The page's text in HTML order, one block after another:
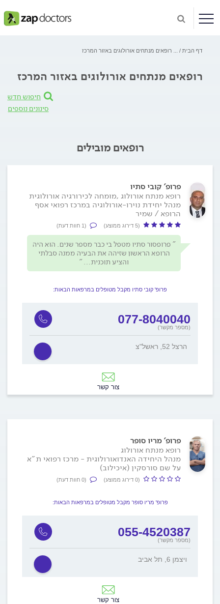
דף הבית רופאים מנתחים אורולוגים באזור המרכז
רופאים מנתחים אורולוגים באזור המרכז
חיפוש חדש
סינונים נוספים
רופאים מובילים
פרופ' קובי סתיו
רופא מנתח אורולוג ,מומחה לכירורגיה אורולוגית
מנהל יחידת נוירו-אורולוגיה במרכז רפואי אסף
הרופא / שמיר
(5 דירוג ממוצע) (1 חוות דעת)
פרופסור סתיו מטפל בי כבר מספר שנים. הוא היה
הרופא הראשון שזיהה את הבעיה ממנה סבלתי
והציע תוכנית...
פרופ' קובי סתיו מקבל מטופלים במרפאות הבאות:
077-8040040
(מספר מקשר)
הרצל 52, ראשל"צ
צור קשר
פרופ' מריו סופר
רופא מנתח אורולוג
מנהל היחידה האנדואורולוגית - מרכז רפואי ת"א
על שם סורסקין (איכילוב)
(0 דירוג ממוצע) (0 חוות דעת)
פרופ' מריו סופר מקבל מטופלים במרפאות הבאות:
055-4520387
(מספר מקשר)
ויצמן 6, תל אביב
צור קשר